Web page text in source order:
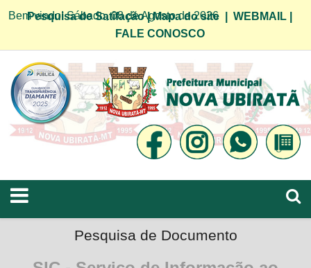
Bem vindo! Sábado, 08 de Agosto de 2026
Pesquisa de Satifação|Mapa do site WEBMAIL
FALE CONOSCO
Pesquisa de Documento